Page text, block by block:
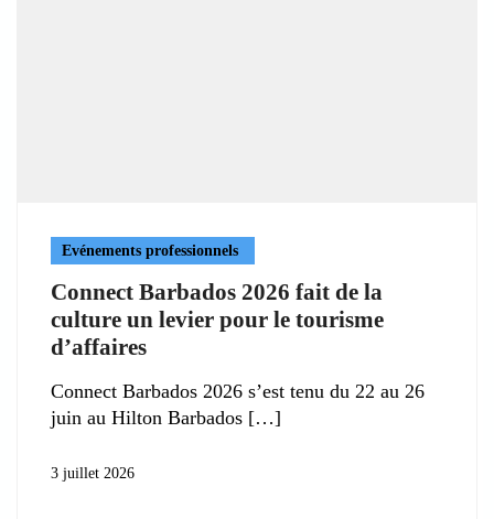
Evénements professionnels
Connect Barbados 2026 fait de la
culture un levier pour le tourisme
d’affaires
Connect Barbados 2026 s’est tenu du 22 au 26
juin au Hilton Barbados
3 juillet 2026